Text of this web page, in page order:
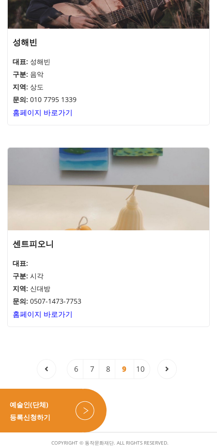
성해빈
대표: 성해빈
구분: 음악
지역: 상도
문의: 010 7795 1339
홈페이지 바로가기
센트피오니
대표:
구분: 시각
지역: 신대방
문의: 0507-1473-7753
홈페이지 바로가기
6 7 8 9 10
예술인(단체)
등록신청하기
COPYRIGHT © 동작문화재단. ALL RIGHTS RESERVED.